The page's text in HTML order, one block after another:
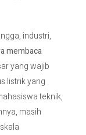
Us
industri,
membaca
yang wajib
listrik yang
teknik,
masih